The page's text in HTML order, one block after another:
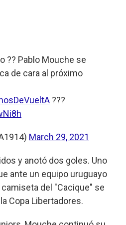
?? Pablo Mouche se
de cara al próximo
???
March 29, 2021
y anotó dos goles. Uno
ante un equipo uruguayo
del "Cacique" se
Copa Libertadores.